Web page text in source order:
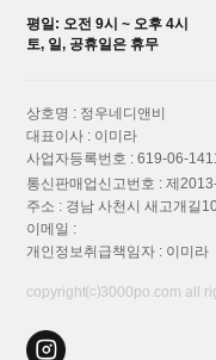
평일: 오전 9시 ~ 오후 4시
토, 일, 공휴일은 휴무
상호명 : 정우네디앤비
대표이사 : 이미라
사업자등록번호 : 619-06-
통신판매업신고번호 : 제
주소 : 경남 사천시 새고개길
이메일 :
개인정보취급책임자 : 이미라
copyright⒞3000po.com all